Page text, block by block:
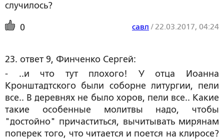
случилось?
0 савл / 22.03.2017, 04:24
23. ответ 9, Финченко Сергей:
- ..и что тут плохого! У отца Иоанна
Кронштадтского были соборне литургии, пели
все.. В деревнях не было хоров, пели все.. Какие
такие особенные молитвы надо, чтобы
"достойно" причаститься, вычитывать мирянам
поперек того, что читается и поется на клиросе?